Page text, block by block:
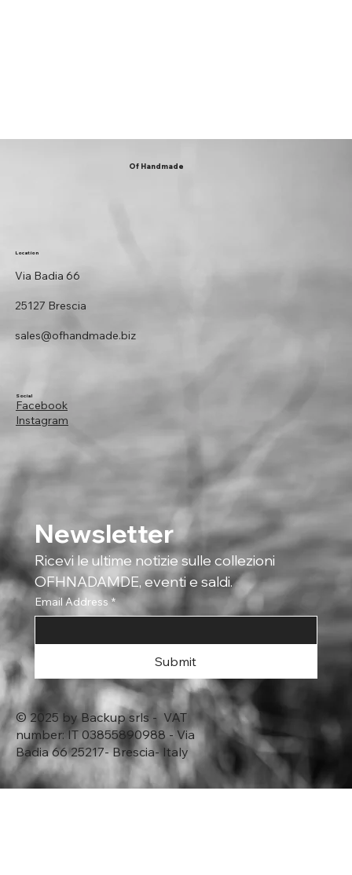
Of Handmade
Location
Via Badia 66
25127 Brescia
sales@ofhandmade.biz
Facebook
Instagram
Social
Newsletter
Ricevi le ultime notizie sulle collezioni
OFHNADAMDE, eventi e saldi.
Email Address *
Submit
© 2025 by Backup srls - VAT
number: IT 03855890988 - Via
Badia 66 25217- Brescia- Italy